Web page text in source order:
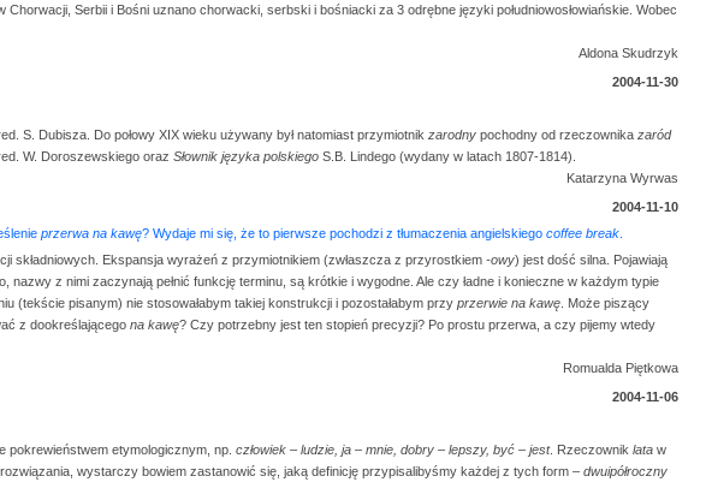
Serbii i Bośni uznano chorwacki, serbski i bośniacki za 3 odrębne języki południowosłowiańskie. Wobec
Aldona Skudrzyk
2004-11-30
S. Dubisza. Do połowy XIX wieku używany był natomiast przymiotnik zarodny pochodny od rzeczownika zaród
W. Doroszewskiego oraz Słownik języka polskiego S.B. Lindego (wydany w latach 1807-1814).
Katarzyna Wyrwas
2004-11-10
przerwa na kawę? Wydaje mi się, że to pierwsze pochodzi z tłumaczenia angielskiego coffee break
Ekspansja wyrażeń z przymiotnikiem (zwłaszcza z przyrostkiem -owy) jest dość silna. Pojawiają
z nimi zaczynają pełnić funkcję terminu, są krótkie i wygodne. Ale czy ładne i konieczne w każdym typie
(tekście pisanym) nie stosowałabym takiej konstrukcji i pozostałabym przy przerwie na kawę . Może piszący
z dookreślającego na kawę? Czy potrzebny jest ten stopień precyzji? Po prostu przerwa, a czy pijemy wtedy
Romualda Piętkowa
2004-11-06
etymologicznym, np. człowiek – ludzie, ja – mnie, dobry – lepszy, być – jest. Rzeczownik lata w
wystarczy bowiem zastanowić się, jaką definicję przypisalibyśmy każdej z tych form – dwuipółroczny